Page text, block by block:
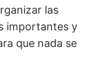
las
importantes y
que nada se